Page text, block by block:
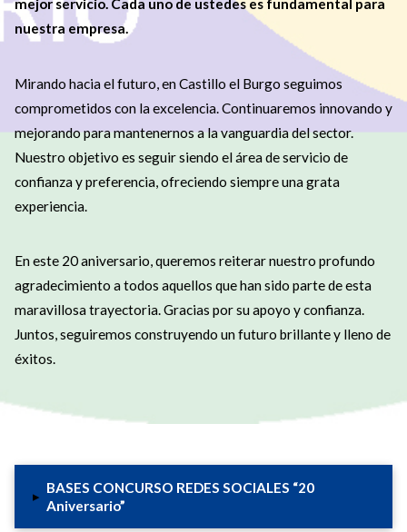
mejor servicio. Cada uno de ustedes es fundamental para
nuestra empresa.
Mirando hacia el futuro, en Castillo el Burgo seguimos
comprometidos con la excelencia. Continuaremos innovando y
mejorando para mantenernos a la vanguardia del sector.
Nuestro objetivo es seguir siendo el área de servicio de
confianza y preferencia, ofreciendo siempre una grata
experiencia.
En este 20 aniversario, queremos reiterar nuestro profundo
agradecimiento a todos aquellos que han sido parte de esta
maravillosa trayectoria. Gracias por su apoyo y confianza.
Juntos, seguiremos construyendo un futuro brillante y lleno de
éxitos.
▸
BASES CONCURSO REDES SOCIALES “20
Aniversario”